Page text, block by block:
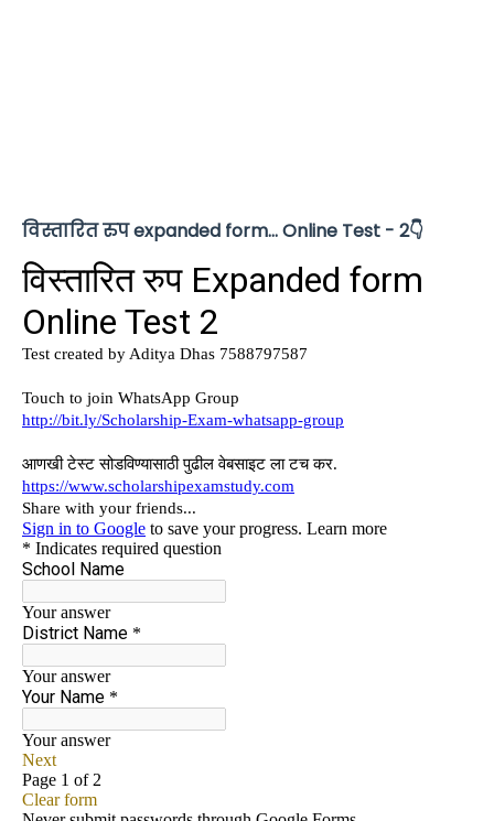
विस्तारित रुप expanded form... Online Test - 2👇